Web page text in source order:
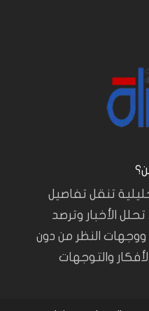
تنقل تفاصيل
الأخبار وترصد
ووجهات النظر من دون
والتوجهات